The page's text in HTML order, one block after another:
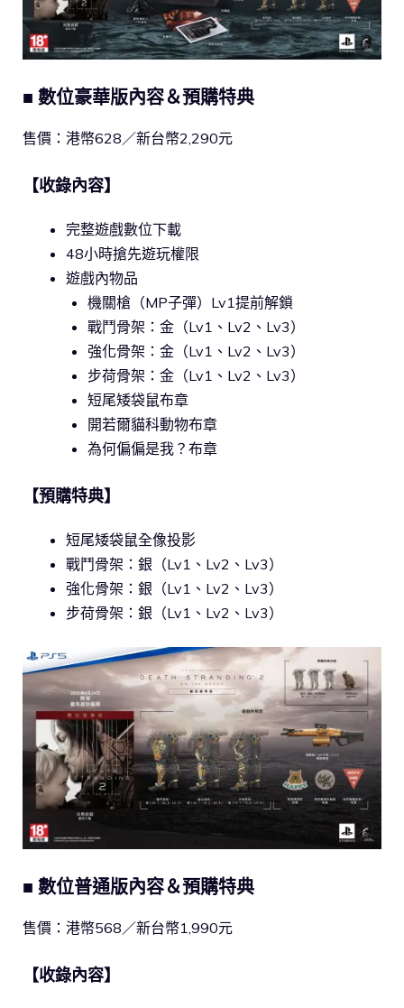
■ 數位豪華版內容＆預購特典
售價：港幣628／新台幣2,290元
【收錄內容】
完整遊戲數位下載
48小時搶先遊玩權限
遊戲內物品
機關槍（MP子彈）Lv1提前解鎖
戰鬥骨架：金（Lv1、Lv2、Lv3）
強化骨架：金（Lv1、Lv2、Lv3）
步荷骨架：金（Lv1、Lv2、Lv3）
短尾矮袋鼠布章
開若爾貓科動物布章
為何偏偏是我？布章
【預購特典】
短尾矮袋鼠全像投影
戰鬥骨架：銀（Lv1、Lv2、Lv3）
強化骨架：銀（Lv1、Lv2、Lv3）
步荷骨架：銀（Lv1、Lv2、Lv3）
■ 數位普通版內容＆預購特典
售價：港幣568／新台幣1,990元
【收錄內容】